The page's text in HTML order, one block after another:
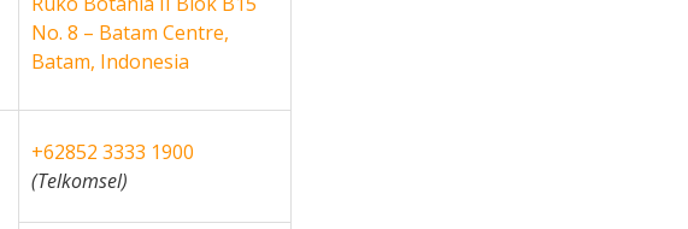
No. 8 – Batam Centre,
Batam, Indonesia
+62852 3333 1900
(Telkomsel)